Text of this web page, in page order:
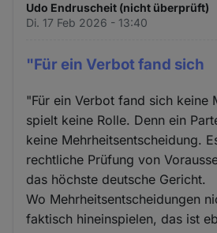
Udo Endruscheit (nicht überprüft)
Di. 17 Feb 2026 - 13:40
"Für ein Verbot fand sich
"Für ein Verbot fand sich keine
spielt keine Rolle. Denn ein
keine Mehrheitsentscheidung.
rechtliche Prüfung von
das höchste deutsche Gericht.
Wo Mehrheitsentscheidungen
faktisch hineinspielen, das ist